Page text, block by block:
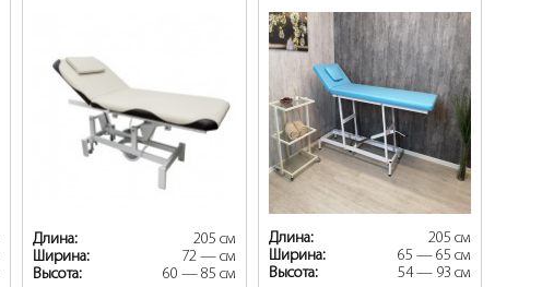
Длина:
205 см
Ширина:
72 — см
Высота:
60 — 85 см
Длина:
205 см
Ширина:
65 — 65 см
Высота:
54 — 93 см